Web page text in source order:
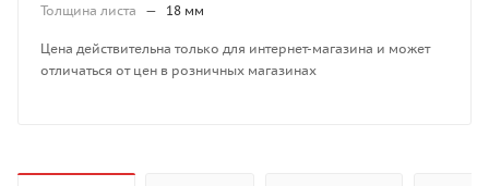
Толщина листа
— 18 мм
Цена действительна только для интернет-магазина и может
отличаться от цен в розничных магазинах